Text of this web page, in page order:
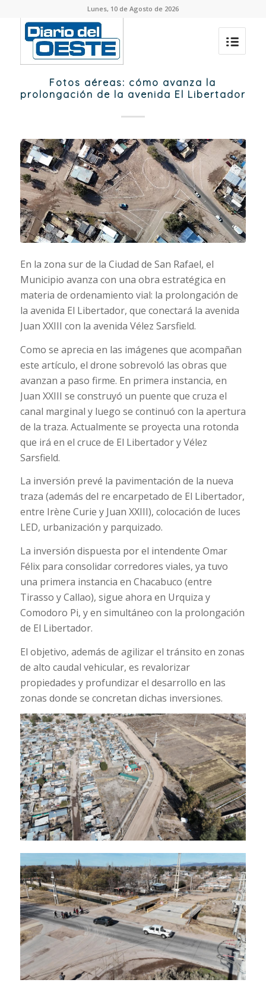
Lunes, 10 de Agosto de 2026
Fotos aéreas: cómo avanza la
prolongación de la avenida El Libertador
En la zona sur de la Ciudad de San Rafael, el
Municipio avanza con una obra estratégica en
materia de ordenamiento vial: la prolongación de
la avenida El Libertador, que conectará la avenida
Juan XXIII con la avenida Vélez Sarsfield.
Como se aprecia en las imágenes que acompañan
este artículo, el drone sobrevoló las obras que
avanzan a paso firme. En primera instancia, en
Juan XXIII se construyó un puente que cruza el
canal marginal y luego se continuó con la apertura
de la traza. Actualmente se proyecta una rotonda
que irá en el cruce de El Libertador y Vélez
Sarsfield.
La inversión prevé la pavimentación de la nueva
traza (además del re encarpetado de El Libertador,
entre Irène Curie y Juan XXIII), colocación de luces
LED, urbanización y parquizado.
La inversión dispuesta por el intendente Omar
Félix para consolidar corredores viales, ya tuvo
una primera instancia en Chacabuco (entre
Tirasso y Callao), sigue ahora en Urquiza y
Comodoro Pi, y en simultáneo con la prolongación
de El Libertador.
El objetivo, además de agilizar el tránsito en zonas
de alto caudal vehicular, es revalorizar
propiedades y profundizar el desarrollo en las
zonas donde se concretan dichas inversiones.